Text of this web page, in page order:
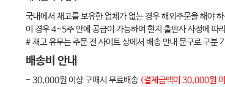
Chapter 29 건강보험 청구 시 주의사항
[부록] 금연치료 건강지원 사업
국내에서 재고를 보유한 업체가 없는 경우 해외주문을 해야
이 경우 4~5주 안에 공급이 가능하며 현지 출판사 사정에 따
# 재고 유무는 주문 전 사이트 상에서 배송 안내 문구로 구분
배송비 안내
- 30,000원 이상 구매시 무료배송 (결제금액이 30,000원